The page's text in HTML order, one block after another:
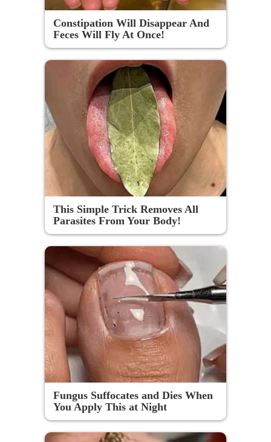
Constipation Will Disappear And
Feces Will Fly At Once!
This Simple Trick Removes All
Parasites From Your Body!
Fungus Suffocates and Dies When
You Apply This at Night